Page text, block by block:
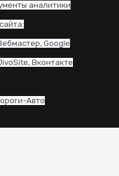
аналитики
Google
Вконтакте
Авто